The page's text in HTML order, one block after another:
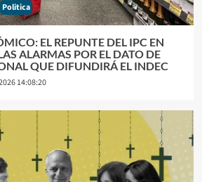
Politica
EL REPUNTE DEL IPC EN
ALARMAS POR EL DATO DE
QUE DIFUNDIRÁ EL INDEC
14:08:20